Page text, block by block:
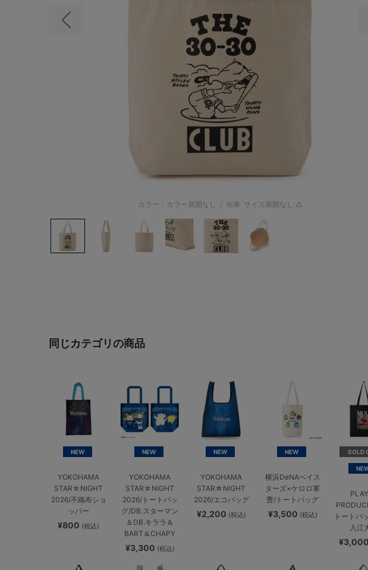
前の画像
カラー：カラー展開なし / 在庫 サイズ展開なし:△
同じカテゴリの商品
NEW
YOKOHAMA
STAR☆NIGHT
2026/不織布ショ
ッパー
¥800 (税込)
NEW
YOKOHAMA
STAR☆NIGHT
2026/トートバッ
グ/DB.スターマン
＆DB.キララ＆
BART＆CHAPY
¥3,300 (税込)
NEW
YOKOHAMA
STAR☆NIGHT
2026/エコバッグ
¥2,200 (税込)
NEW
横浜DeNAベイス
ターズ×ケロロ軍
曹/トートバッグ
¥3,500 (税込)
SOLD
トートバ
入江
¥3,000